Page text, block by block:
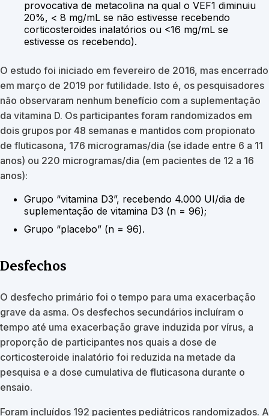
provocativa de metacolina na qual o VEF1 diminuiu
20%, < 8 mg/mL se não estivesse recebendo
corticosteroides inalatórios ou <16 mg/mL se
estivesse os recebendo).
O estudo foi iniciado em fevereiro de 2016, mas encerrado
em março de 2019 por futilidade. Isto é, os pesquisadores
não observaram nenhum benefício com a suplementação
da vitamina D. Os participantes foram randomizados em
dois grupos por 48 semanas e mantidos com propionato
de fluticasona, 176 microgramas/dia (se idade entre 6 a 11
anos) ou 220 microgramas/dia (em pacientes de 12 a 16
anos):
Grupo “vitamina D3”, recebendo 4.000 UI/dia de
suplementação de vitamina D3 (n = 96);
Grupo “placebo” (n = 96).
Desfechos
O desfecho primário foi o tempo para uma exacerbação
grave da asma. Os desfechos secundários incluíram o
tempo até uma exacerbação grave induzida por vírus, a
proporção de participantes nos quais a dose de
corticosteroide inalatório foi reduzida na metade da
pesquisa e a dose cumulativa de fluticasona durante o
ensaio.
Foram incluídos 192 pacientes pediátricos randomizados. A